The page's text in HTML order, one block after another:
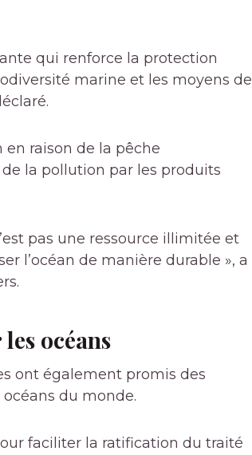
qui renforce la protection
marine et les moyens de
raison de la pêche
la pollution par les produits
pas une ressource illimitée et
l’océan de manière durable », a
océans
ont également promis des
du monde.
faciliter la ratification du traité